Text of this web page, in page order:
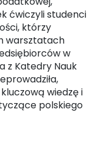
ćwiczyli studenci
którzy
warsztatach
w
z Katedry Nauk
wiedzę i
polskiego
pełnej